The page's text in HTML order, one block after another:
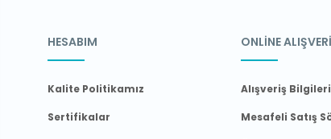
HESABIM
Kalite Politikamız
Sertifikalar
ONLİNE
Alışveriş Bilgileri
Mesafeli Satış